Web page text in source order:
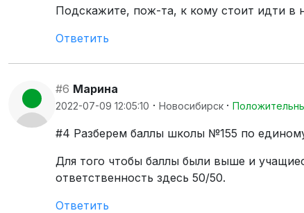
Подскажите, пож-та, к кому стоит идти в
Ответить
#6 Марина
2022-07-09 12:05:10 · Новосибирск ·
#4 Разберем баллы школы №155 по
Для того чтобы баллы были выше и
ответственность здесь 50/50.
Ответить